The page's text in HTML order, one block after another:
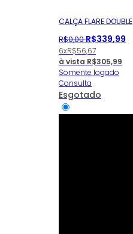
CALÇA FLARE DOUBLE
R$0,00 R$339,99
6xR$56,67
à vista R$305,99
Somente logado
Consulta
Esgotado